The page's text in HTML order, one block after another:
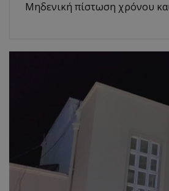
Μηδενική πίστωση χρόνου